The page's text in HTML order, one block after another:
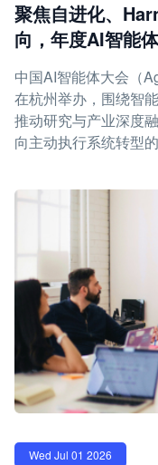
聚焦自进化、
向，年度AI智能
中国AI智能体大会（
在杭州举办，围绕智
推动研究与产业深度
向主动执行系统转型的
Wed Jul 01 2026